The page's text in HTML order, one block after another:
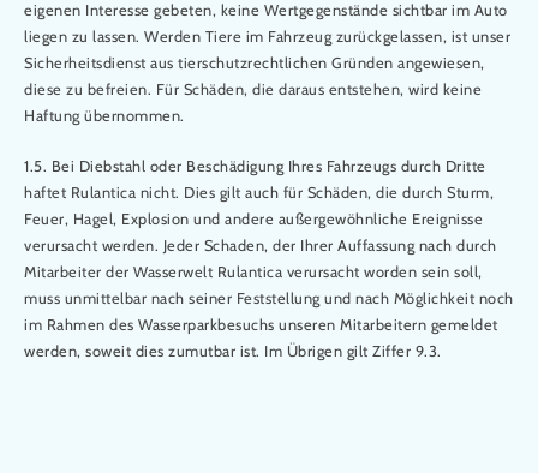
eigenen Interesse gebeten, keine Wertgegenstände sichtbar im Auto
liegen zu lassen. Werden Tiere im Fahrzeug zurückgelassen, ist unser
Sicherheitsdienst aus tierschutzrechtlichen Gründen angewiesen,
diese zu befreien. Für Schäden, die daraus entstehen, wird keine
Haftung übernommen.
1.5. Bei Diebstahl oder Beschädigung Ihres Fahrzeugs durch Dritte
haftet Rulantica nicht. Dies gilt auch für Schäden, die durch Sturm,
Feuer, Hagel, Explosion und andere außergewöhnliche Ereignisse
verursacht werden. Jeder Schaden, der Ihrer Auffassung nach durch
Mitarbeiter der Wasserwelt Rulantica verursacht worden sein soll,
muss unmittelbar nach seiner Feststellung und nach Möglichkeit noch
im Rahmen des Wasserparkbesuchs unseren Mitarbeitern gemeldet
werden, soweit dies zumutbar ist. Im Übrigen gilt Ziffer 9.3.